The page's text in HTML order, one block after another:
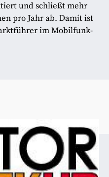
und schließt mehr
pro Jahr ab. Damit ist
im Mobilfunk-